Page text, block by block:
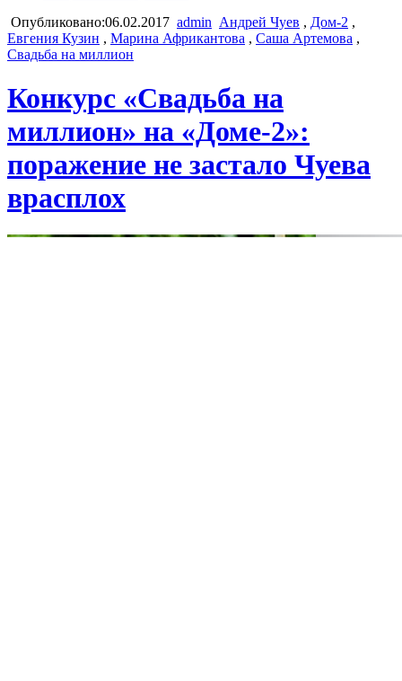
Опубликовано:06.02.2017 admin Андрей Чуев , Дом-2 ,
Евгения Кузин , Марина Африкантова , Саша Артемова ,
Свадьба на миллион
Конкурс «Свадьба на
миллион» на «Доме-2»:
поражение не застало Чуева
врасплох